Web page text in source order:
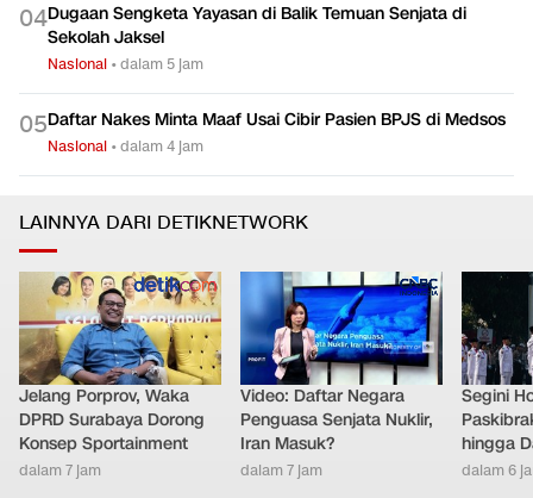
04Dugaan Sengketa Yayasan di Balik Temuan Senjata di
Sekolah Jaksel
Nasional •dalam 5 jam
05Daftar Nakes Minta Maaf Usai Cibir Pasien BPJS di Medsos
Nasional •dalam 4 jam
LAINNYA DARI DETIKNETWORK
Jelang Porprov, Waka
DPRD Surabaya Dorong
Konsep Sportainment
dalam 7 jam
Video: Daftar Negara
Penguasa Senjata Nuklir,
Iran Masuk?
dalam 7 jam
Segini
hingga
dalam 6